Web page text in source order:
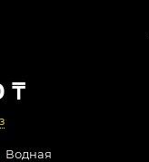
₸
Водная